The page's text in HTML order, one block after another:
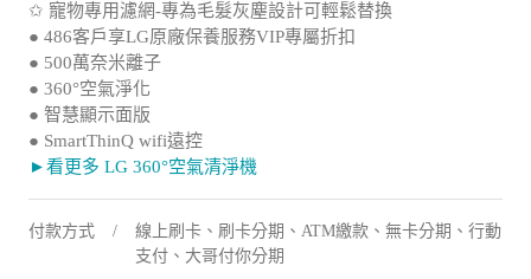
✩ 寵物專用濾網-專為毛髮灰塵設計可輕鬆替換
● 486客戶享LG原廠保養服務VIP專屬折扣
● 500萬奈米離子
● 360°空氣淨化
● 智慧顯示面版
● SmartThinQ wifi遠控
►看更多 LG 360°空氣清淨機
付款方式
線上刷卡、刷卡分期、ATM繳款、無卡分期、行動
支付、大哥付你分期